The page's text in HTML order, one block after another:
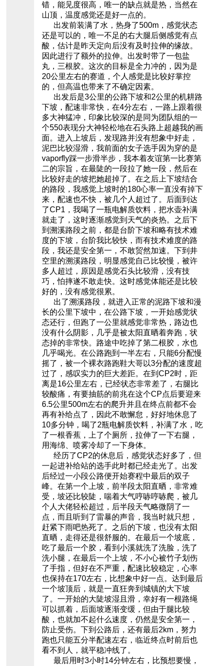
错，能见度很高，唯一的缺点就是热，当然在
山顶，温度感觉还是好一点的。
出发前装满了水，热身了500m，感觉状态
还是可以的，唯一不足的右大腿后侧感觉有点
酸，估计是昨天定向后没有及时拉伸的缘故。
因此进行了额外的拉伸。出发时带了一包盐
丸，三根胶。这次的目标是全力冲的，因为是
20公里左右的赛道，个人感觉是比较好掌控
的，但高温也带来了不确定因素。
出发后是3公里的公路下坡和2公里的机耕路
下坡，配速非常快，在4分左右，一路上跟着很
多大神猛冲，印象比较深的是同为团队组的一
个550表现分大神轻松地在石头路上超越我的画
面。进入上坡后，发现路并没有想象中好走，
泥巴比较湿滑，我前面的女子选手因为穿的是
vaporfly踩一步滑半步，我本着友谊第一比赛第
二的宗旨，在最陡的一段拉了她一段，然后在
比较好走的坡把她超掉了。在之后上下坡结合
的路段，我感觉上坡时的180心率一直没有掉下
来，配速也不快，被几个人超过了。后面到达
了CP1，我喝了一瓶电解质饮料，把水壶补满
就走了，这时逐渐感觉到天气的炎热。之后下
到溯溪路段之前，都是台阶下坡和略有技术难
度的下坡，台阶我比较快，而有技术难度的路
段，我还是安全第一，不敢贸然加速。下到井
空里的溯溪路段，明显感觉自己比较慢，被许
多人超过，原因是感觉石头比较滑，没有技
巧，怕摔遂不敢走快。这时感觉体能还是比较
好的，没有感觉很累。
出了溯溪路段，就进入正常的泥路下坡和漫
长的公里下坡中，在公路下坡，一开始感觉状
态还行，但跑了一公里就感觉非常热，路边也
没有什么阴影，几乎是被太阳直晒着奔跑，状
态掉的非常快。路途中吃掉了第二根胶，水也
几乎喝光。在公路跑到一半左右，只能6分配慢
摇了，被一个裸衣路跑鞋大哥以3分配的速度超
过了，感叹实力的巨大差距。在到CP2时，距
离是16公里左右，已经状态非常差了，右腿比
较酸痛，有要抽筋的前兆在这个CP点后要迎来
6.5公里500m左右的爬升并且在终点前都不会
再有补给点了，因此不敢懈怠，好好地休息了
10多分钟，喝了2瓶电解质饮料，补满了水，吃
了一根香蕉，上了个厕所，拉伸了一下右腿，
用海绵、喷雾冷却了一下身体。
经历了CP2的休息后，感觉状态好多了，但
一起进补给站的选手此时都已经走光了。出发
后经过一小段公路便开始赛程中最后的双子
峰。在第一个上坡，前半段太阳直晒，非常难
受，坡还比较陡，喘着大气哼哧哼哧爬，被几
个人大佬轻松超过，后半段天气略微阴了一
点，而且听到了雷暴的声音，我当时就只想，
赶紧下雨吧热死了。之后的下坡，也没有太阳
直晒，走得还是很舒服的。在最后一个坡底，
吃了最后一个胶，看到小溪就洗了洗脸，洗了
洗小腿，在最后一个上坡，不小心被竹子划伤
了手指，但好在不严重，配速比较稳定，心率
也保持在170左右，比想象中好一点。达到最后
一个坡顶后，就是一直狂奔到城镇的大下坡
了。一开始的大陡坡湿且滑，幸好有一根路绳
可以抓着，后面坡逐渐变缓，但由于腿比较
酸，也就加不起什么速度，仍然是安全第一，
防止受伤。下到公路后，还有最后2km，努力
跑也只能五分半配速左右，临近终点时前后也
看不到人，就平稳冲线了。
最后用时3小时14分钟左右，比预想要慢，